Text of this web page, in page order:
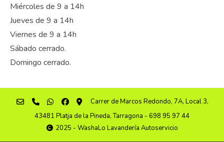
Miércoles de 9 a 14h
Jueves de 9 a 14h
Viernes de 9 a 14h
Sábado cerrado.
Domingo cerrado.
Carrer de Marcos Redondo, 7A, Local 3,
43481 Platja de la Pineda, Tarragona - 698 95 97 44
2025 - WashaLo Lavandería Autoservicio